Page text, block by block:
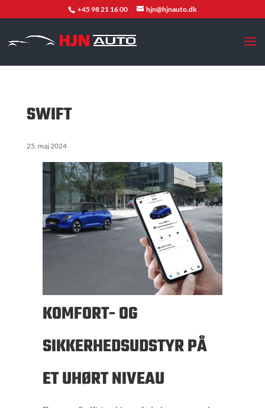
+45 98 21 16 00 hjn@hjnauto.dk
SWIFT
25. maj 2024
KOMFORT- OG
SIKKERHEDSUDSTYR PÅ
ET UHØRT NIVEAU